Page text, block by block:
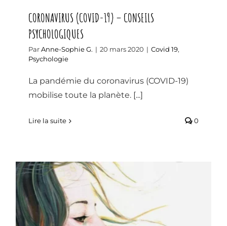
CORONAVIRUS (COVID-19) – CONSEILS
PSYCHOLOGIQUES
ParAnne-Sophie G. | 20 mars 2020 | Covid 19,
Psychologie
La pandémie du coronavirus (COVID-19)
mobilise toute la planète. [...]
Lire la suite 0